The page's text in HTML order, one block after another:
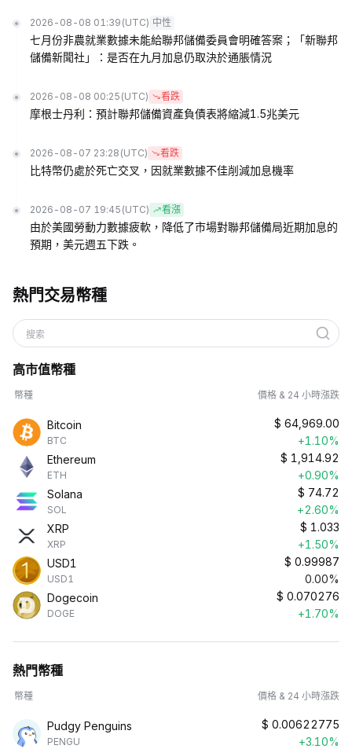
2026-08-08 01:39 (UTC) 中性
七月份非農就業數據未能給聯邦儲備委員會明確答案；「新聯邦
儲備新聞社」：是否在九月加息仍取決於通脹情況
2026-08-08 00:25 (UTC) 看跌
摩根士丹利：預計聯邦儲備資產負債表將縮減1.5兆美元
2026-08-07 23:28 (UTC) 看跌
比特幣仍處於死亡交叉，因就業數據不佳削減加息機率
2026-08-07 19:45 (UTC) 看漲
由於美國勞動力數據疲軟，降低了市場對聯邦儲備局近期加息的
預期，美元週五下跌。
熱門交易幣種
搜索
高市值幣種
幣種 價格 & 24 小時漲跌
Bitcoin
BTC
$ 64,969.00
+1.10%
Ethereum
ETH
$ 1,914.92
+0.90%
Solana
SOL
$ 74.72
+2.60%
XRP
XRP
$ 1.033
+1.50%
USD1
USD1
$ 0.99987
0.00%
Dogecoin
DOGE
$ 0.070276
+1.70%
熱門幣種
幣種 價格 & 24 小時漲跌
Pudgy Penguins
PENGU
$ 0.00622775
+3.10%